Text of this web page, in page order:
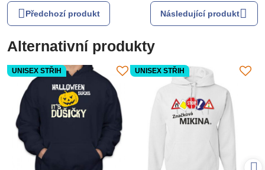
Předchozí produkt Následující produkt
Alternativní produkty
UNISEX STŘIH UNISEX STŘIH